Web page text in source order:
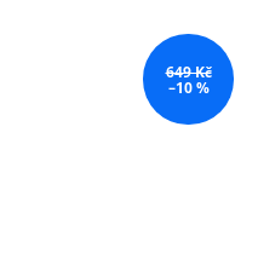
649 Kč
–10 %